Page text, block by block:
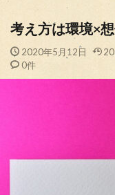
考え方は環境×
2020年5月12日
0件